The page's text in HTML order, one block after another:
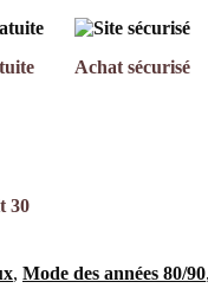
Achat sécurisé
30
, Mode des années 80/90